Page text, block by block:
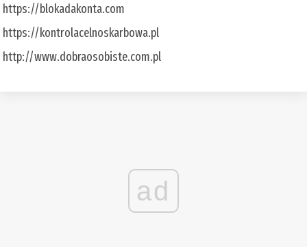
https://blokadakonta.com
https://kontrolacelnoskarbowa.pl
http://www.dobraosobiste.com.pl
ad